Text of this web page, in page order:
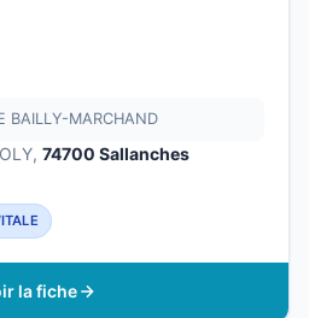
BAILLY-MARCHAND
74700 Sallanches
la fiche